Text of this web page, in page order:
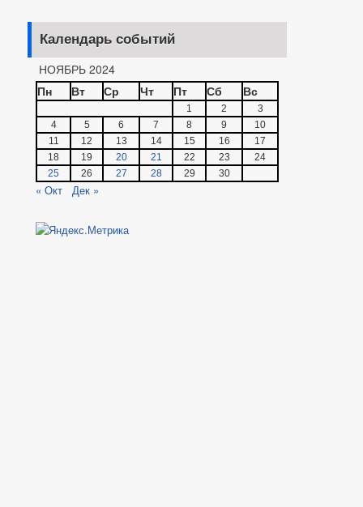
Календарь событий
НОЯБРЬ 2024
Пн
Вт Ср Чт Пт Сб Вс
1 2
3
4
5 6 7 8 9
10
11
12 13 14 15 16
17
18
19 20 21 22 23
24
25
26 27 28 29 30
« Окт Дек »